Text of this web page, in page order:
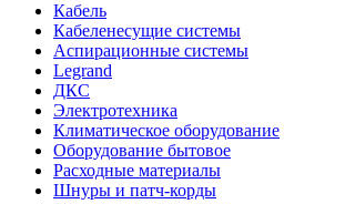
Кабель
Кабеленесущие системы
Аспирационные системы
Legrand
ДКС
Электротехника
Климатическое оборудование
Оборудование бытовое
Расходные материалы
Шнуры и патч-корды